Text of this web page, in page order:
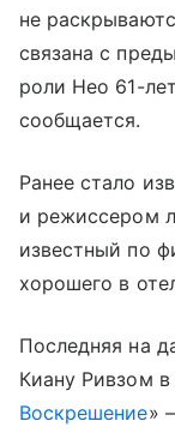
не
связана с
роли Нео 61-
сообщается.
Ранее стало
и режиссером
известный по
хорошего в
Последняя на
Киану Ривзом
Воскрешение»